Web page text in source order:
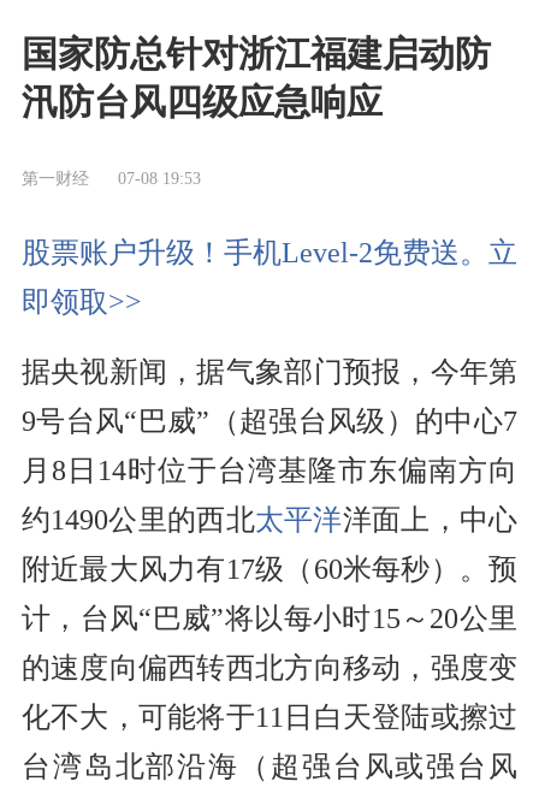
国家防总针对浙江福建启动防
汛防台风四级应急响应
第一财经 07-08 19:53
股票账户升级！手机Level-2免费送。立
即领取>>
据央视新闻，据气象部门预报，今年第
9号台风“巴威”（超强台风级）的中心7
月8日14时位于台湾基隆市东偏南方向
约1490公里的西北太平洋洋面上，中心
附近最大风力有17级（60米每秒）。预
计，台风“巴威”将以每小时15～20公里
的速度向偏西转西北方向移动，强度变
化不大，可能将于11日白天登陆或擦过
台湾岛北部沿海（超强台风或强台风